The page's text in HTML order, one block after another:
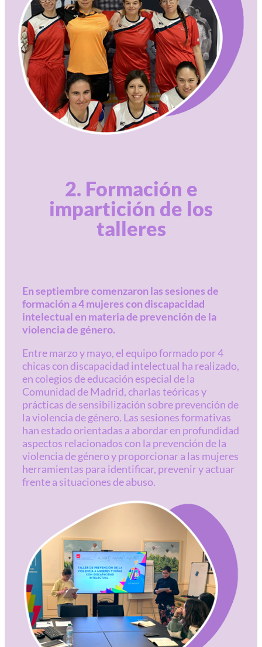
2. Formación e
impartición de los
talleres
En septiembre comenzaron las sesiones de
formación a 4 mujeres con discapacidad
intelectual en materia de prevención de la
violencia de género.
Entre marzo y mayo, el equipo formado por 4
chicas con discapacidad intelectual ha realizado,
en colegios de educación especial de la
Comunidad de Madrid, charlas teóricas y
prácticas de sensibilización sobre prevención de
la violencia de género. Las sesiones formativas
han estado orientadas a abordar en profundidad
aspectos relacionados con la prevención de la
violencia de género y proporcionar a las mujeres
herramientas para identificar, prevenir y actuar
frente a situaciones de abuso.